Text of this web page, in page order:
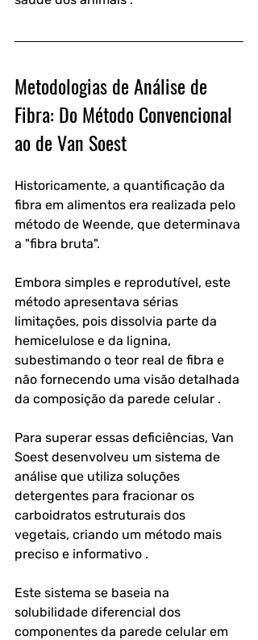
Metodologias de Análise de
Fibra: Do Método Convencional
ao de Van Soest
Historicamente, a quantificação da
fibra em alimentos era realizada pelo
método de Weende, que determinava
a "fibra bruta".
Embora simples e reprodutível, este
método apresentava sérias
limitações, pois dissolvia parte da
hemicelulose e da lignina,
subestimando o teor real de fibra e
não fornecendo uma visão detalhada
da composição da parede celular .
Para superar essas deficiências, Van
Soest desenvolveu um sistema de
análise que utiliza soluções
detergentes para fracionar os
carboidratos estruturais dos
vegetais, criando um método mais
preciso e informativo .
Este sistema se baseia na
solubilidade diferencial dos
componentes da parede celular em